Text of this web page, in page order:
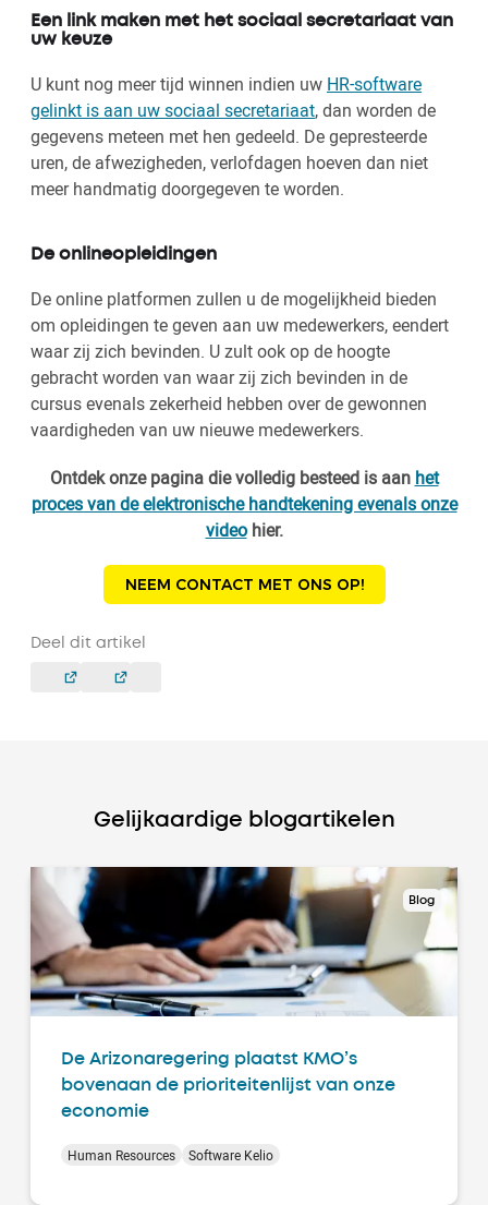
Een link maken met het sociaal secretariaat van
uw keuze
U kunt nog meer tijd winnen indien uw HR-software
gelinkt is aan uw sociaal secretariaat, dan worden de
gegevens meteen met hen gedeeld. De gepresteerde
uren, de afwezigheden, verlofdagen hoeven dan niet
meer handmatig doorgegeven te worden.
De onlineopleidingen
De online platformen zullen u de mogelijkheid bieden
om opleidingen te geven aan uw medewerkers, eendert
waar zij zich bevinden. U zult ook op de hoogte
gebracht worden van waar zij zich bevinden in de
cursus evenals zekerheid hebben over de gewonnen
vaardigheden van uw nieuwe medewerkers.
Ontdek onze pagina die volledig besteed is aan het
proces van de elektronische handtekening evenals onze
videohier.
NEEM CONTACT MET ONS OP!
Deel dit artikel
Gelijkaardige blogartikelen
Blog
De Arizonaregering plaatst KMO’s
bovenaan de prioriteitenlijst van onze
economie
Human Resources Software Kelio